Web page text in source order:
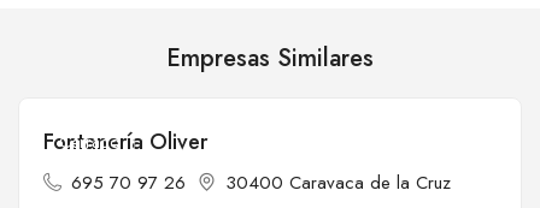
Empresas Similares
Cerrado
Fontanería Oliver
695 70 97 26 30400 Caravaca de la Cruz